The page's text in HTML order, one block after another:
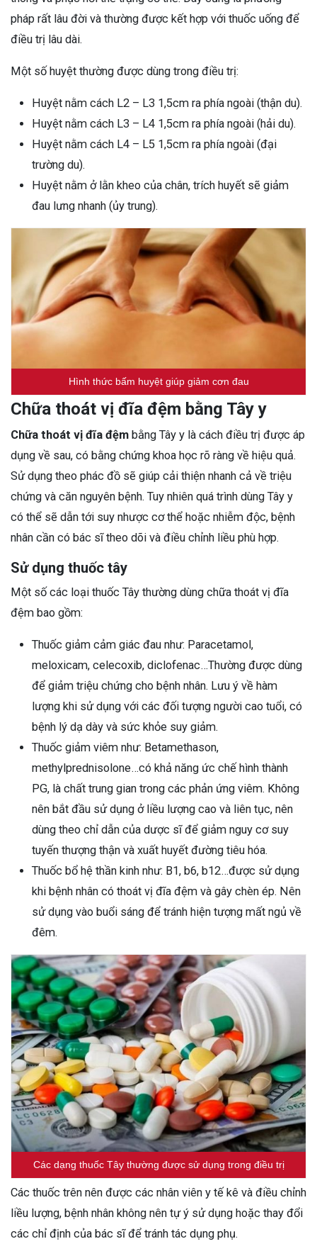
pháp rất lâu đời và thường được kết hợp với thuốc uống để
điều trị lâu dài.
Một số huyệt thường được dùng trong điều trị:
Huyệt nằm cách L2 – L3 1,5cm ra phía ngoài (thận du).
Huyệt nằm cách L3 – L4 1,5cm ra phía ngoài (hải du).
Huyệt nằm cách L4 – L5 1,5cm ra phía ngoài (đại
trường du).
Huyệt nằm ở lằn kheo của chân, trích huyết sẽ giảm
đau lưng nhanh (ủy trung).
Hình thức bấm huyệt giúp giảm cơn đau
Chữa thoát vị đĩa đệm bằng Tây y
Chữa thoát vị đĩa đệm bằng Tây y là cách điều trị được áp
dụng về sau, có bằng chứng khoa học rõ ràng về hiệu quả.
Sử dụng theo phác đồ sẽ giúp cải thiện nhanh cả về triệu
chứng và căn nguyên bệnh. Tuy nhiên quá trình dùng Tây y
có thể sẽ dẫn tới suy nhược cơ thể hoặc nhiễm độc, bệnh
nhân cần có bác sĩ theo dõi và điều chỉnh liều phù hợp.
Sử dụng thuốc tây
Một số các loại thuốc Tây thường dùng chữa thoát vị đĩa
đệm bao gồm:
Thuốc giảm cảm giác đau như: Paracetamol,
meloxicam, celecoxib, diclofenac…Thường được dùng
để giảm triệu chứng cho bệnh nhân. Lưu ý về hàm
lượng khi sử dụng với các đối tượng người cao tuổi, có
bệnh lý dạ dày và sức khỏe suy giảm.
Thuốc giảm viêm như: Betamethason,
methylprednisolone…có khả năng ức chế hình thành
PG, là chất trung gian trong các phản ứng viêm. Không
nên bắt đầu sử dụng ở liều lượng cao và liên tục, nên
dùng theo chỉ dẫn của dược sĩ để giảm nguy cơ suy
tuyến thượng thận và xuất huyết đường tiêu hóa.
Thuốc bổ hệ thần kinh như: B1, b6, b12…được sử dụng
khi bệnh nhân có thoát vị đĩa đệm và gây chèn ép. Nên
sử dụng vào buổi sáng để tránh hiện tượng mất ngủ về
đêm.
Các dạng thuốc Tây thường được sử dụng trong điều trị
Các thuốc trên nên được các nhân viên y tế kê và điều chỉnh
liều lượng, bệnh nhân không nên tự ý sử dụng hoặc thay đổi
các chỉ định của bác sĩ để tránh tác dụng phụ.